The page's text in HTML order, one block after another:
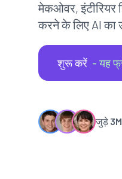
मेकओवर, इंटीरियर
करने के लिए AI का
शुरू करें - यह
जुड़े